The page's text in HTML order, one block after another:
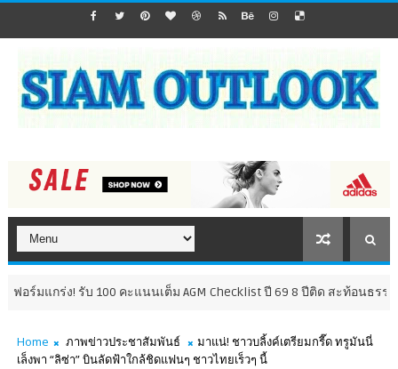
กร่ง! รับ 100 คะแนนเต็ม AGM Checklist ปี 69 8 ปีติด สะท้อนธรรมาภิบาล
Home ภาพข่าวประชาสัมพันธ์
มาแน่! ชาวบลิ้งค์เตรียมกรี๊ด ทรูมันนี่
เล็งพา “ลิซ่า” บินลัดฟ้าใกล้ชิดแฟนๆ ชาวไทยเร็วๆ นี้